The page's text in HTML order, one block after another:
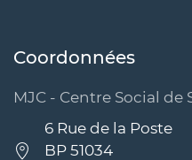
Coordonnées
MJC - Centre Social de
6 Rue de la Poste
BP 51034